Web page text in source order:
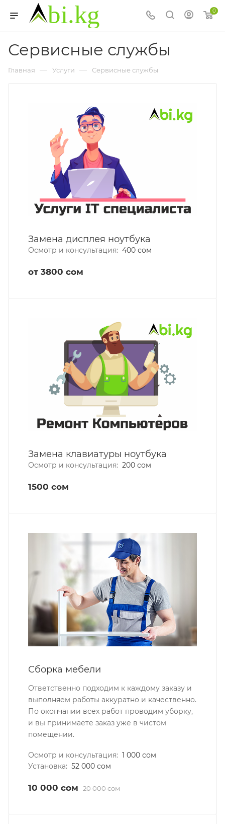
0
Сервисные службы
Главная — Услуги — Сервисные службы
Замена дисплея ноутбука
Осмотр и консультация: 400 сом
от 3800 сом
Замена клавиатуры ноутбука
Осмотр и консультация: 200 сом
1500 сом
Сборка мебели
Ответственно подходим к каждому заказу и
выполняем работы аккуратно и качественно.
По окончании всех работ проводим уборку,
и вы принимаете заказ уже в чистом
помещении.
Осмотр и консультация: 1 000 сом
Установка: 52 000 сом
10 000 сом 20 000 сом